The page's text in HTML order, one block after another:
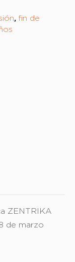
, fin de
ZENTRIKA
de marzo